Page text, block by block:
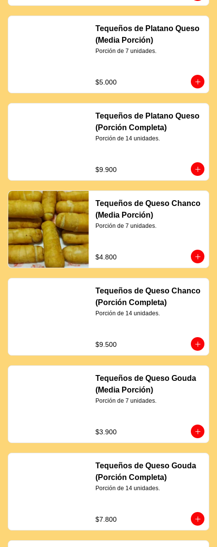
Tequeños de Platano Queso
(Media Porción)
Porción de 7 unidades.
$5.000
Tequeños de Platano Queso
(Porción Completa)
Porción de 14 unidades.
$9.900
Tequeños de Queso Chanco
(Media Porción)
Porción de 7 unidades.
$4.800
Tequeños de Queso Chanco
(Porción Completa)
Porción de 14 unidades.
$9.500
Tequeños de Queso Gouda
(Media Porción)
Porción de 7 unidades.
$3.900
Tequeños de Queso Gouda
(Porción Completa)
Porción de 14 unidades.
$7.800